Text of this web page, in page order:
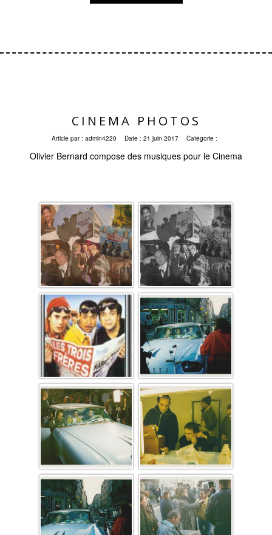
CINEMA PHOTOS
Article par : admin4220 Date : 21 juin 2017 Catégorie :
Olivier Bernard compose des musiques pour le Cinema